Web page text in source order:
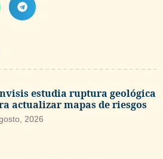
estudia ruptura geológica
actualizar mapas de riesgos
2026